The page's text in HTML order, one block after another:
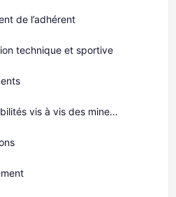
de l’adhérent
technique et sportive
Article 6 · Responsabilités vis à vis des mineurs